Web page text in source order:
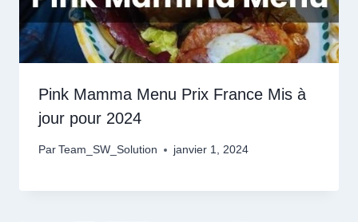
Pink Mamma Menu Prix France Mis à
jour pour 2024
Par Team_SW_Solution janvier 1, 2024